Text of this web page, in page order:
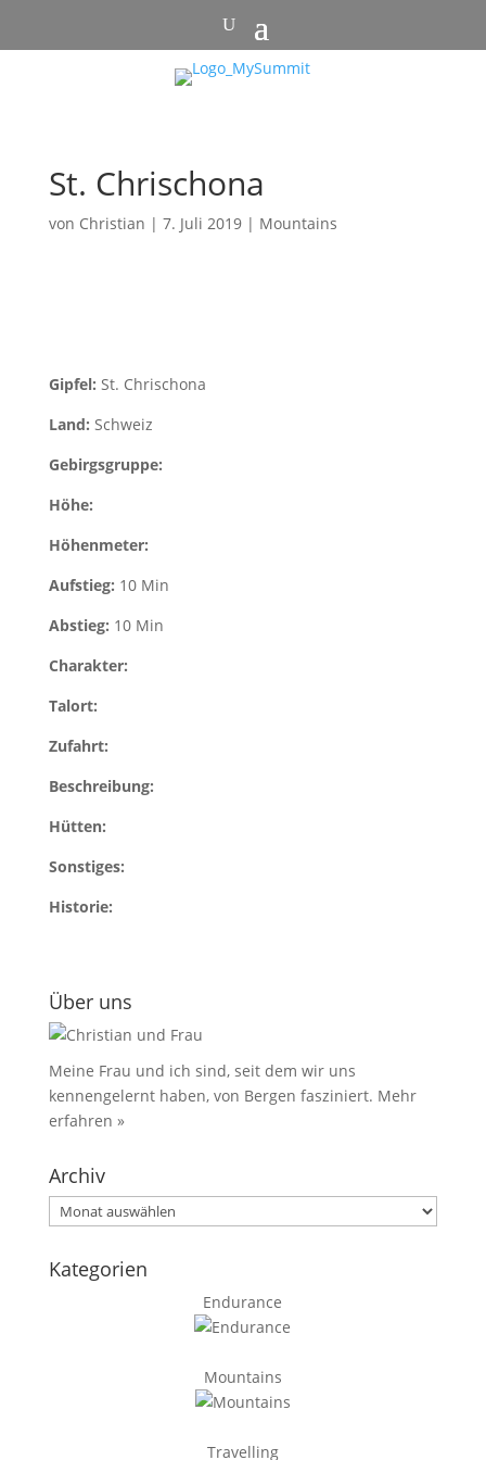
St. Chrischona
von Christian | 7. Juli 2019| Mountains
Gipfel: St. Chrischona
Land: Schweiz
Gebirgsgruppe:
Höhe:
Höhenmeter:
Aufstieg: 10 Min
Abstieg: 10 Min
Charakter:
Talort:
Zufahrt:
Beschreibung:
Hütten:
Sonstiges:
Historie:
Über uns
Meine Frau und ich sind, seit dem wir uns
kennengelernt haben, von Bergen fasziniert. Mehr
erfahren »
Archiv
Archiv
Kategorien
Endurance
Mountains
Travelling